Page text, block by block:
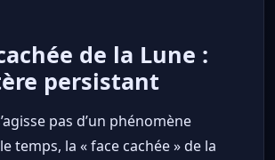
de la Lune :
persistant
pas d’un phénomène
temps, la « face cachée » de la